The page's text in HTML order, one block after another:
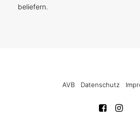
beliefern.
AVB Datenschutz